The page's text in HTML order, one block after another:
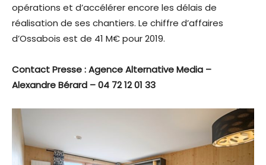
opérations et d’accélérer encore les délais de
réalisation de ses chantiers. Le chiffre d’affaires
d’Ossabois est de 41 M€ pour 2019.
Contact Presse : Agence Alternative Media –
Alexandre Bérard – 04 72 12 01 33